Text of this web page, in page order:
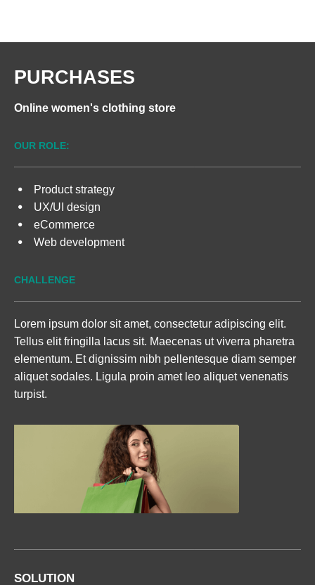
PURCHASES
Online women's clothing store
OUR ROLE:
Product strategy
UX/UI design
eCommerce
Web development
CHALLENGE
Lorem ipsum dolor sit amet, consectetur adipiscing elit.
Tellus elit fringilla lacus sit. Maecenas ut viverra pharetra
elementum. Et dignissim nibh pellentesque diam semper
aliquet sodales. Ligula proin amet leo aliquet venenatis
turpist.
SOLUTION